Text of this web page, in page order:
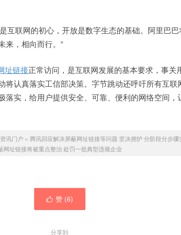
互联网的初心，开放是数字生态的基础。阿里巴
来，相向而行。”
址链接正常访问，是互联网发展的基本要求，事关
将认真落实工信部决策。字节跳动还呼吁所有互联
落实，给用户提供安全、可靠、便利的网络空间，
讯门户 » 腾讯回应解决屏蔽网址链接等问题 坚决拥护 分阶段分步骤
网址链接将被重点整治 处罚一批典型违规企业
 赞 (6)
分享到